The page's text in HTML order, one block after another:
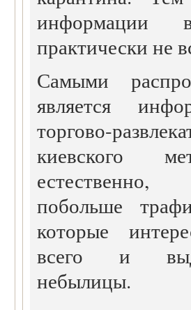
информации
практически не
Самыми
является
торгово-
киевского
побольше
которые
всего и
небылицы.